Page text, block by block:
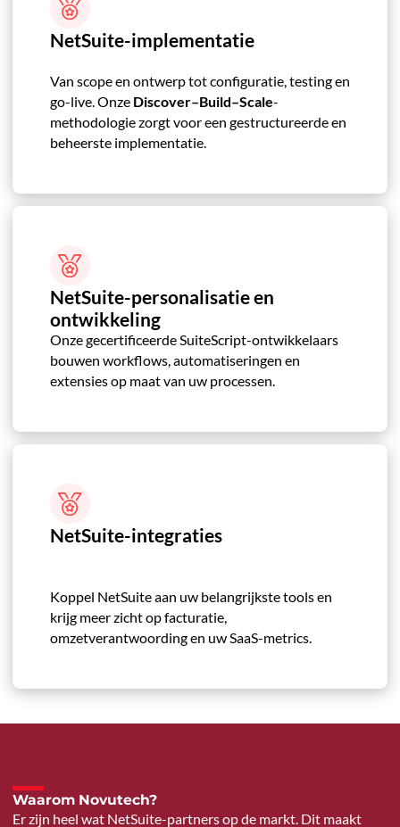
NetSuite-implementatie
Van scope en ontwerp tot configuratie, testing en
go-live. Onze Discover–Build–Scale-
methodologie zorgt voor een gestructureerde en
beheerste implementatie.
NetSuite-personalisatie en
ontwikkeling
Onze gecertificeerde SuiteScript-ontwikkelaars
bouwen workflows, automatiseringen en
extensies op maat van uw processen.
NetSuite-integraties
Koppel NetSuite aan uw belangrijkste tools en
krijg meer zicht op facturatie,
omzetverantwoording en uw SaaS-metrics.
Waarom Novutech?
Er zijn heel wat NetSuite-partners op de markt. Dit maakt